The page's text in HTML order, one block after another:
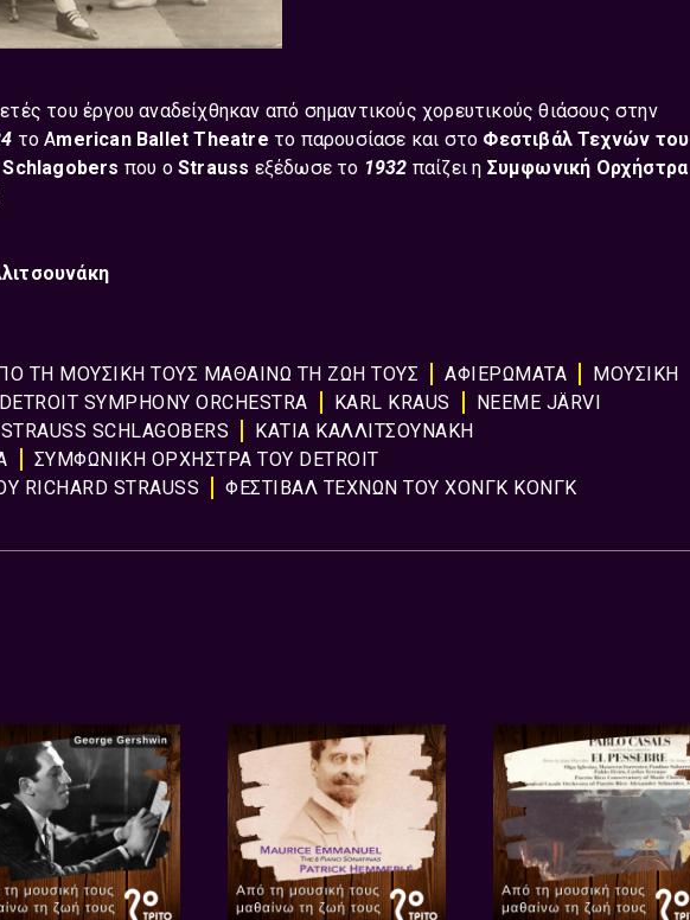
του έργου αναδείχθηκαν από σημαντικούς χορευτικούς θιάσους στην
τοAmerican Ballet Theatre το παρουσίασε και στο Φεστιβάλ Τεχνών του
Schlagobers που οStrauss εξέδωσε το 1932 παίζει η Συμφωνική Ορχήστρα
ΤΗ ΜΟΥΣΙΚΗ ΤΟΥΣ ΜΑΘΑΙΝΩ ΤΗ ΖΩΗ ΤΟΥΣ ΑΦΙΕΡΏΜΑΤΑ
ΜΟΥΣΙΚΉ
DETROIT SYMPHONY ORCHESTRA KARL KRAUS
NEEME JÄRVI
SCHLAGOBERS
ΚΑΤΙΑ ΚΑΛΛΙΤΣΟΥΝΑΚΗ
ΣΥΜΦΩΝΙΚΗ ΟΡΧΗΣΤΡΑ ΤΟΥ DETROIT
RICHARD STRAUSS
ΦΕΣΤΙΒΑΛ ΤΕΧΝΩΝ ΤΟΥ ΧΟΝΓΚ ΚΟΝΓΚ